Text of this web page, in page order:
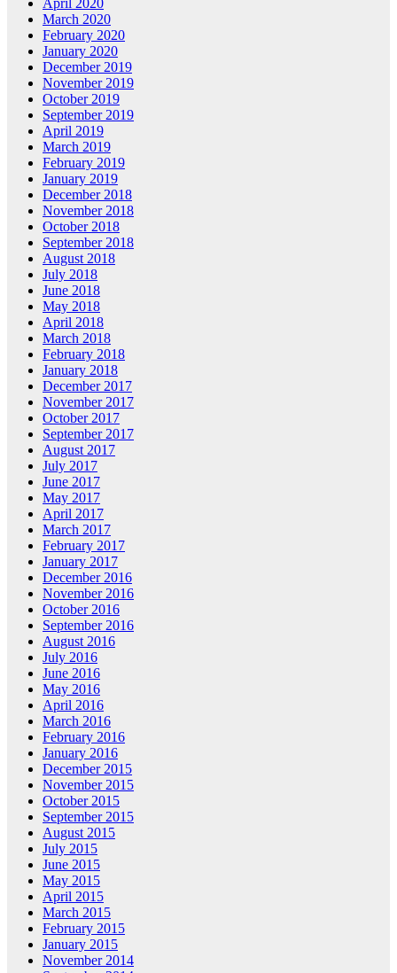
March 2020
February 2020
January 2020
December 2019
November 2019
October 2019
September 2019
April 2019
March 2019
February 2019
January 2019
December 2018
November 2018
October 2018
September 2018
August 2018
July 2018
June 2018
May 2018
April 2018
March 2018
February 2018
January 2018
December 2017
November 2017
October 2017
September 2017
August 2017
July 2017
June 2017
May 2017
April 2017
March 2017
February 2017
January 2017
December 2016
November 2016
October 2016
September 2016
August 2016
July 2016
June 2016
May 2016
April 2016
March 2016
February 2016
January 2016
December 2015
November 2015
October 2015
September 2015
August 2015
July 2015
June 2015
May 2015
April 2015
March 2015
February 2015
January 2015
November 2014